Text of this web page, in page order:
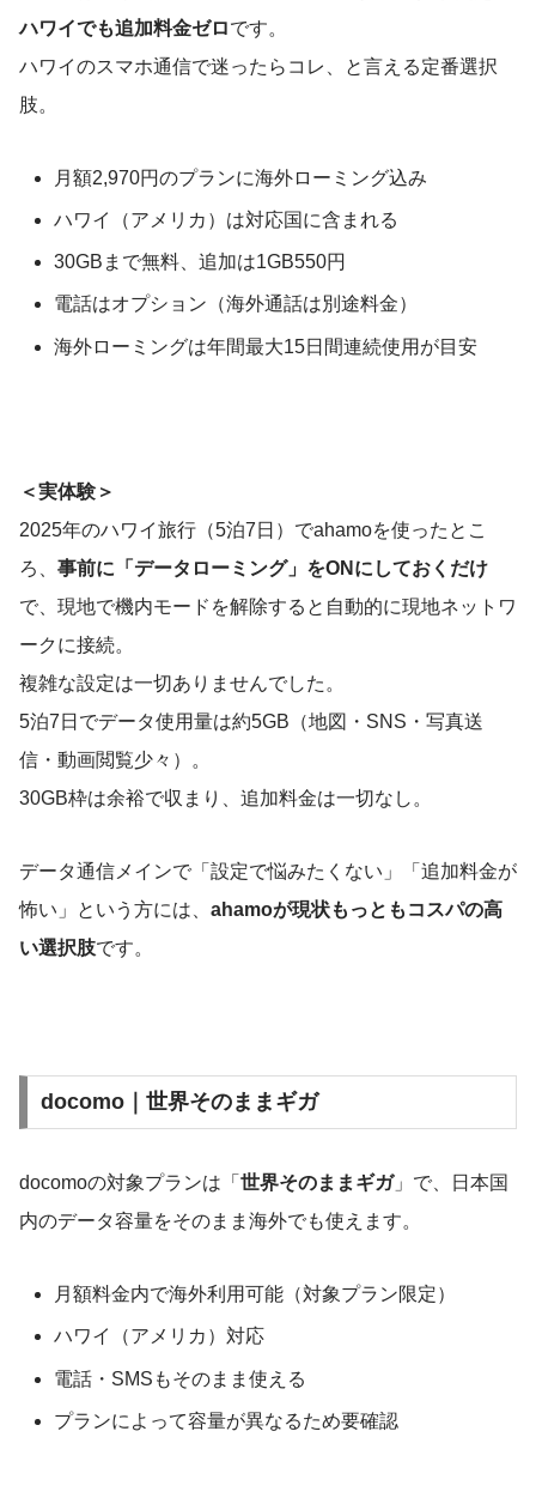
ハワイでも追加料金ゼロです。
ハワイのスマホ通信で迷ったらコレ、と言える定番選択
肢。
月額2,970円のプランに海外ローミング込み
ハワイ（アメリカ）は対応国に含まれる
30GBまで無料、追加は1GB550円
電話はオプション（海外通話は別途料金）
海外ローミングは年間最大15日間連続使用が目安
＜実体験＞
2025年のハワイ旅行（5泊7日）でahamoを使ったとこ
ろ、 事前に「データローミング」をONにしておくだけ
で、現地で機内モードを解除すると自動的に現地ネットワ
ークに接続。
複雑な設定は一切ありませんでした。
5泊7日でデータ使用量は約5GB（地図・SNS・写真送
信・動画閲覧少々）。
30GB枠は余裕で収まり、追加料金は一切なし。
データ通信メインで「設定で悩みたくない」「追加料金が
怖い」という方には、 ahamoが現状もっともコスパの高
い選択肢です。
docomo｜世界そのままギガ
docomoの対象プランは「 世界そのままギガ」で、日本国
内のデータ容量をそのまま海外でも使えます。
月額料金内で海外利用可能（対象プラン限定）
ハワイ（アメリカ）対応
電話・SMSもそのまま使える
プランによって容量が異なるため要確認